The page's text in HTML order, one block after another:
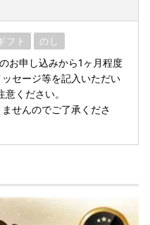
フト のし
お申し込みから1ヶ月程度
セージ等を記入いただい
ください。
せんのでご了承くださ